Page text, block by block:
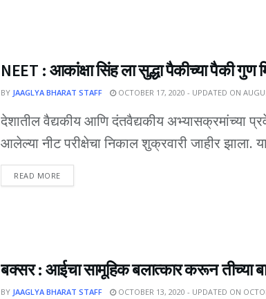
NEET : आकांक्षा सिंह ला सुद्धा पैकीच्या पैकी
BY JAAGLYA BHARAT STAFF OCTOBER 17, 2020 - UPDATED ON
देशातील वैद्यकीय आणि दंतवैद्यकीय अभ्यासक्रमांच्या
आलेल्या नीट परीक्षेचा निकाल शुक्रवारी जाहीर झाला.
READ MOREDETAILS
बक्सर : आईचा सामूहिक बलात्कार करून तीच्या
BY JAAGLYA BHARAT STAFF OCTOBER 13, 2020 - UPDATED ON